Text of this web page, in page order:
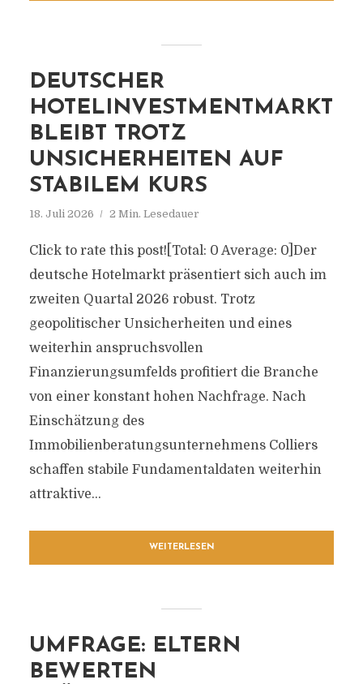
DEUTSCHER
HOTELINVESTMENTMARKT
BLEIBT TROTZ
UNSICHERHEITEN AUF
STABILEM KURS
18. Juli 2026 2 Min. Lesedauer
Click to rate this post![Total: 0 Average: 0]Der
deutsche Hotelmarkt präsentiert sich auch im
zweiten Quartal 2026 robust. Trotz
geopolitischer Unsicherheiten und eines
weiterhin anspruchsvollen
Finanzierungsumfelds profitiert die Branche
von einer konstant hohen Nachfrage. Nach
Einschätzung des
Immobilienberatungsunternehmens Colliers
schaffen stabile Fundamentaldaten weiterhin
attraktive...
WEITERLESEN
UMFRAGE: ELTERN
BEWERTEN